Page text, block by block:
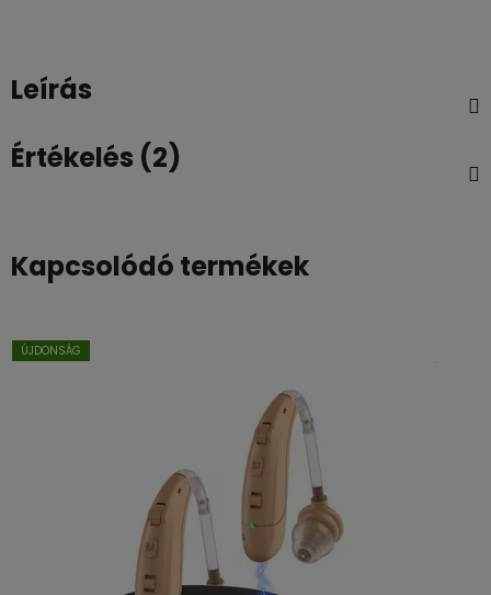
Leírás
Értékelés (2)
Kapcsolódó termékek
ÚJDONSÁG